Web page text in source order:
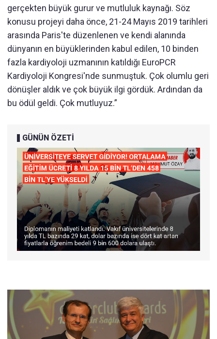
gerçekten büyük gurur ve mutluluk kaynağı. Söz
konusu projeyi daha önce, 21-24 Mayıs 2019 tarihleri
arasında Paris'te düzenlenen ve kendi alanında
dünyanın en büyüklerinden kabul edilen, 10 binden
fazla kardiyoloji uzmanının katıldığı EuroPCR
Kardiyoloji Kongresi'nde sunmuştuk. Çok olumlu geri
dönüşler aldık ve çok büyük ilgi gördük. Ardından da
bu ödül geldi. Çok mutluyuz.”
GÜNÜN ÖZETİ